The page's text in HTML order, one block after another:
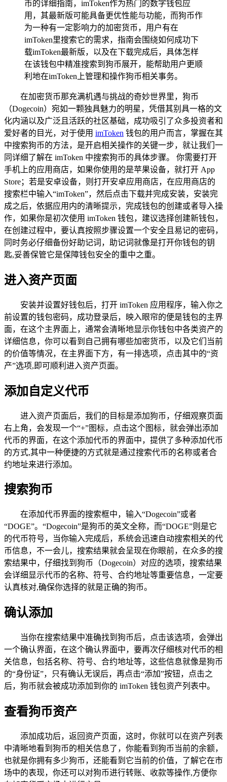
币的详细指南，imToken作为热门的数字钱包应
用，其最新版可能具备更优性能与功能，而狗币作
为一种有一定影响力的加密货币，用户有在
imToken里搜索它的需求，指南会围绕如何成功下
载imToken最新版，以及在下载完成后，具体怎样
在该钱包中精准搜索到狗币展开，能帮助用户更顺
利地在imToken上管理和操作狗币相关事务。
在加密货币那充满机遇与挑战的奇妙世界里，狗币
（Dogecoin）宛如一颗独具魅力的明星，凭借其别具一格的文
化内涵以及广泛且活跃的社区基础，成功吸引了众多投资者和
爱好者的目光，对于使用 imToken 钱包的用户而言，掌握在其
中搜索狗币的方法，是开启相关操作的关键一步，就让我们一
同详细了解在 imToken 中搜索狗币的具体步骤。 你需要打开
手机上的应用商店，如果你使用的是苹果设备，就打开 App
Store；若是安卓设备，则打开安卓应用商店，在应用商店的
搜索栏中输入“imToken”，然后点击下载并完成安装，安装完
成之后，依据应用内的清晰提示，完成钱包的创建或者导入操
作，如果你是初次使用 imToken 钱包，建议选择创建新钱包，
在创建过程中，要认真按照步骤设置一个安全且易记的密码，
同时务必仔细备份好助记词，助记词就像是打开你钱包的钥
匙,妥善保管它是保障钱包安全的重中之重。
进入资产页面
安装并设置好钱包后，打开 imToken 应用程序，输入你之
前设置的钱包密码，成功登录后，映入眼帘的便是钱包的主界
面，在这个主界面上，通常会清晰地显示你钱包中各类资产的
详细信息，你可以看到自己拥有哪些加密货币，以及它们当前
的价值等情况，在主界面下方，有一排选项，点击其中的“资
产”选项,即可顺利进入资产页面。
添加自定义代币
进入资产页面后，我们的目标是添加狗币，仔细观察页面
右上角，会发现一个“+”图标，点击这个图标，就会弹出添加
代币的界面，在这个添加代币的界面中，提供了多种添加代币
的方式,其中一种便捷的方式就是通过搜索代币的名称或者合
约地址来进行添加。
搜索狗币
在添加代币界面的搜索框中，输入“Dogecoin”或者
“DOGE”。“Dogecoin”是狗币的英文全称，而“DOGE”则是它
的代币符号，当你输入完成后，系统会迅速自动搜索相关的代
币信息，不一会儿，搜索结果就会呈现在你眼前，在众多的搜
索结果中，仔细找到狗币（Dogecoin）对应的选项，搜索结果
会详细显示代币的名称、符号、合约地址等重要信息，一定要
认真核对,确保你选择的就是正确的狗币。
确认添加
当你在搜索结果中准确找到狗币后，点击该选项，会弹出
一个确认界面，在这个确认界面中，要再次仔细核对代币的相
关信息，包括名称、符号、合约地址等，这些信息就像是狗币
的“身份证”，只有确认无误后，再点击“添加”按钮，点击之
后，狗币就会被成功添加到你的 imToken 钱包资产列表中。
查看狗币资产
添加成功后，返回资产页面，这时，你就可以在资产列表
中清晰地看到狗币的相关信息了，你能看到狗币当前的余额，
也就是你拥有多少狗币，还能看到它当前的价值，了解它在市
场中的表现，你还可以对狗币进行转账、收款等操作,方便你